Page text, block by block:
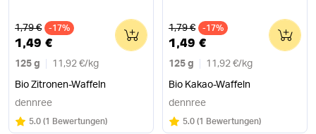
Alter Preis
1,79 € -17%
1,49 €
125 g 11,92 €/ kg
Bio Zitronen-Waffeln
0
dennree
Bewertung:
5.0/5
(1 Bewertungen)
Alter Preis
1,79 € -17%
1,49 €
125 g 11,92 €/ kg
Bio Kakao-Waffeln
0
dennree
Bewertung:
5.0/5
(1 Bewertungen)